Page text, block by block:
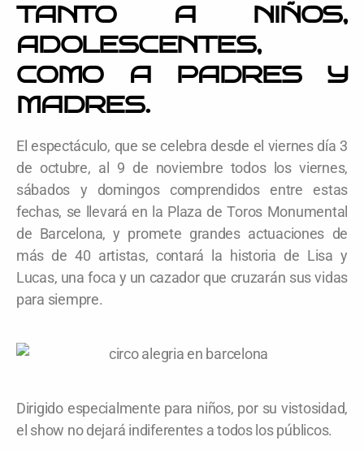
TANTO A NIÑOS,
ADOLESCENTES,
COMO A PADRES Y
MADRES.
El espectáculo, que se celebra desde el viernes día 3
de octubre, al 9 de noviembre todos los viernes,
sábados y domingos comprendidos entre estas
fechas, se llevará en la Plaza de Toros Monumental
de Barcelona, y promete grandes actuaciones de
más de 40 artistas, contará la historia de Lisa y
Lucas, una foca y un cazador que cruzarán sus vidas
para siempre.
Dirigido especialmente para niños, por su vistosidad,
el show no dejará indiferentes a todos los públicos.